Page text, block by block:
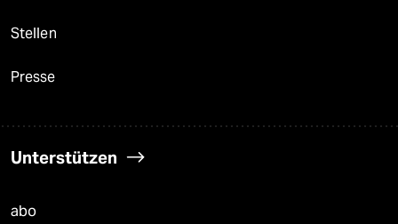
Stellen
Presse
Unterstützen
abo